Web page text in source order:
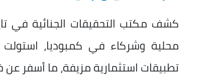
كشف مكتب التحقيقات الجنائية في
تطبيقات استثمارية مزيفة، ما أسفر عن خداع